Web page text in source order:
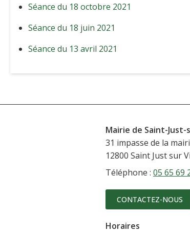
Séance du 18 octobre 2021
Séance du 18 juin 2021
Séance du 13 avril 2021
Mairie de Saint-Just-
31 impasse de la
12800 Saint Just sur
Téléphone : 05 65 69
CONTACTEZ-NOUS
Horaires